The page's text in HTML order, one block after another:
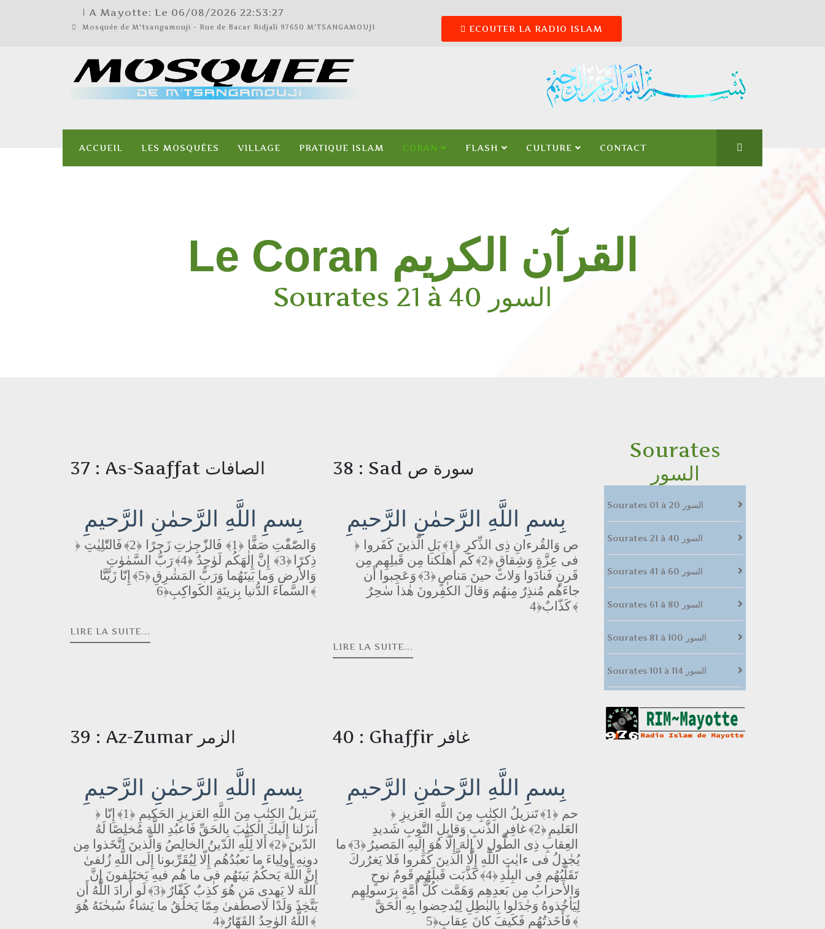
| A Mayotte: Le 06/08/2026 22:53:28
Mosquée de M'tsangamouji - Rue de Bacar Ridjali 97650 M'TSANGAMOUJI ECOUTER LA RADIO ISLAM
ACCUEIL LES MOSQUÉES VILLAGE PRATIQUE ISLAM CORAN FLASH CULTURE CONTACT
Le Coran القرآن الكريم
Sourates 21 à 40 السور
37 : As-Saaffat الصافات
بِسمِ اللَّهِ الرَّحمٰنِ الرَّحيمِ
﴿ وَالصّٰفّٰتِ صَفًّا ﴿1﴾ فَالزّٰجِرٰتِ زَجرًا ﴿2﴾
فَالتّٰلِيٰتِ
ذِكرًا ﴿3﴾ إِنَّ إِلٰهَكُم لَوٰحِدٌ ﴿4﴾
رَبُّ السَّمٰوٰتِ
وَالأَرضِ وَما بَينَهُما وَرَبُّ المَشٰرِقِ﴿5﴾
إِنّا زَيَّنَّا
السَّماءَ الدُّنيا بِزينَةٍ الكَواكِبِ ﴿6﴾
LIRE LA SUITE...
38 : Sad سورة ص
بِسمِ اللَّهِ الرَّحمٰنِ الرَّحيمِ
﴿ ص وَالقُرءانِ ذِى الذِّكرِ ﴿1﴾
بَلِ الَّذينَ كَفَروا
فى عِزَّةٍ وَشِقاقٍ﴿2﴾
كَم أَهلَكنا مِن قَبلِهِم مِن
قَرنٍ فَنادَوا وَلاتَ حينَ مَناصٍ﴿3﴾
وَعَجِبوا أَن
جاءَهُم مُنذِرٌ مِنهُم وَقالَ الكٰفِرونَ هٰذا سٰحِرٌ
كَذّابٌ﴿4﴾
LIRE LA SUITE...
39 : Az-Zumar الزمر
بِسمِ اللَّهِ الرَّحمٰنِ الرَّحيمِ
﴿ تَنزيلُ الكِتٰبِ مِنَ اللَّهِ العَزيزِ الحَكيمِ ﴿1﴾
إِنّا
أَنزَلنا إِلَيكَ الكِتٰبَ بِالحَقِّ فَاعبُدِ اللَّهَ مُخلِصًا لَهُ
الدّينَ﴿2﴾
أَلا لِلَّهِ الدّينُ الخالِصُ وَالَّذينَ اتَّخَذوا مِن
دونِهِ أَولِياءَ ما نَعبُدُهُم إِلّا لِيُقَرِّبونا إِلَى اللَّهِ زُلفىٰ
إِنَّ اللَّهَ يَحكُمُ بَينَهُم فى ما هُم فيهِ يَختَلِفونَ إِنَّ
اللَّهَ لا يَهدى مَن هُوَ كٰذِبٌ كَفّارٌ ﴿3﴾
لَو أَرادَ اللَّهُ أَن
يَتَّخِذَ وَلَدًا لَاصطَفىٰ مِمّا يَخلُقُ ما يَشاءُ سُبحٰنَهُ هُوَ
اللَّهُ الوٰحِدُ القَهّارُ ﴿4﴾
40 : Ghaffir غافر
بِسمِ اللَّهِ الرَّحمٰنِ الرَّحيمِ
﴿ حم ﴿1﴾
تَنزيلُ الكِتٰبِ مِنَ اللَّهِ العَزيزِ
العَليمِ ﴿2﴾
غافِرِ الذَّنبِ وَقابِلِ التَّوبِ شَديدِ
العِقابِ ذِى الطَّولِ لا إِلٰهَ إِلّا هُوَ إِلَيهِ المَصيرُ ﴿3﴾
ما
يُجٰدِلُ فى ءايٰتِ اللَّهِ إِلَّا الَّذينَ كَفَروا فَلا يَغرُركَ
تَقَلُّبُهُم فِى البِلٰدِ﴿4﴾
كَذَّبَت قَبلَهُم قَومُ نوحٍ
وَالأَحزابُ مِن بَعدِهِم وَهَمَّت كُلُّ أُمَّةٍ بِرَسولِهِم
لِيَأخُذوهُ وَجٰدَلوا بِالبٰطِلِ لِيُدحِضوا بِهِ الحَقَّ
فَأَخَذتُهُم فَكَيفَ كانَ عِقابِ﴿5﴾
Sourates
السور
Sourates 01 à 20 السور
Sourates 21 à 40 السور
Sourates 41 à 60 السور
Sourates 61 à 80 السور
Sourates 81 à 100 السور
Sourates 101 à 114 السور